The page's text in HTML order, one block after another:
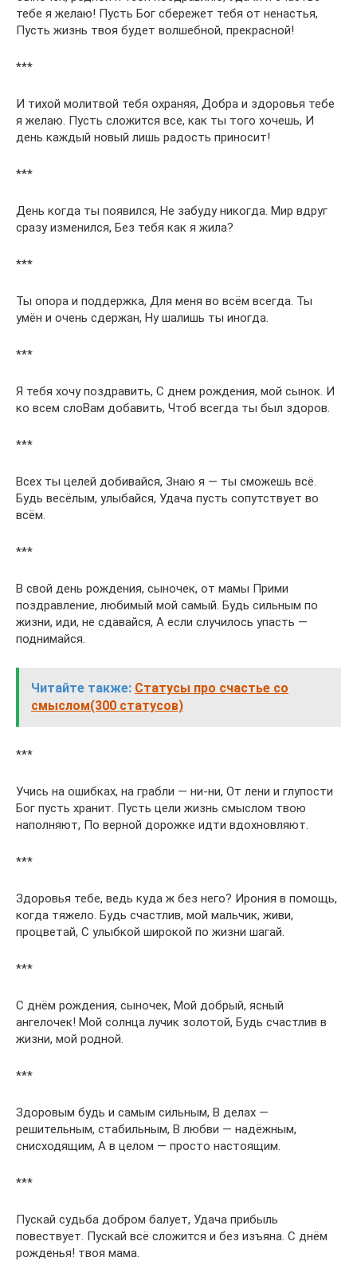
тебе я желаю! Пусть Бог сбережет тебя от ненастья,
Пусть жизнь твоя будет волшебной, прекрасной!
***
И тихой молитвой тебя охраняя, Добра и здоровья тебе
я желаю. Пусть сложится все, как ты того хочешь, И
день каждый новый лишь радость приносит!
***
День когда ты появился, Не забуду никогда. Мир вдруг
сразу изменился, Без тебя как я жила?
***
Ты опора и поддержка, Для меня во всём всегда. Ты
умён и очень сдержан, Ну шалишь ты иногда.
***
Я тебя хочу поздравить, С днем рождения, мой сынок. И
ко всем слоВам добавить, Чтоб всегда ты был здоров.
***
Всех ты целей добивайся, Знаю я — ты сможешь всё.
Будь весёлым, улыбайся, Удача пусть сопутствует во
всём.
***
В свой день рождения, сыночек, от мамы Прими
поздравление, любимый мой самый. Будь сильным по
жизни, иди, не сдавайся, А если случилось упасть —
поднимайся.
Читайте также: Статусы про счастье со
смыслом(300 статусов)
***
Учись на ошибках, на грабли — ни-ни, От лени и глупости
Бог пусть хранит. Пусть цели жизнь смыслом твою
наполняют, По верной дорожке идти вдохновляют.
***
Здоровья тебе, ведь куда ж без него? Ирония в помощь,
когда тяжело. Будь счастлив, мой мальчик, живи,
процветай, С улыбкой широкой по жизни шагай.
***
С днём рождения, сыночек, Мой добрый, ясный
ангелочек! Мой солнца лучик золотой, Будь счастлив в
жизни, мой родной.
***
Здоровым будь и самым сильным, В делах —
решительным, стабильным, В любви — надёжным,
снисходящим, А в целом — просто настоящим.
***
Пускай судьба добром балует, Удача прибыль
повествует. Пускай всё сложится и без изъяна. С днём
рожденья! твоя мама.